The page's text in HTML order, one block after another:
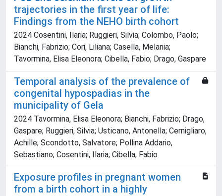
trajectories in the first year of life:
Findings from the NEHO birth cohort
2024 Cosentini, Ilaria; Ruggieri, Silvia; Colombo, Paolo;
Bianchi, Fabrizio; Cori, Liliana; Casella, Melania;
Tavormina, Elisa Eleonora; Cibella, Fabio; Drago, Gaspare
Temporal analysis of the prevalence of
congenital hypospadias in the
municipality of Gela
2024 Tavormina, Elisa Eleonora; Bianchi, Fabrizio; Drago,
Gaspare; Ruggieri, Silvia; Usticano, Antonella; Cernigliaro,
Achille; Scondotto, Salvatore; Pollina Addario,
Sebastiano; Cosentini, Ilaria; Cibella, Fabio
Exposure profiles in pregnant women
from a birth cohort in a highly